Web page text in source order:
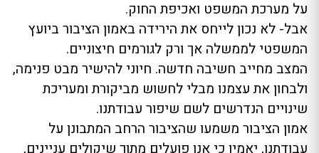
על מערכת המשפט ואכיפת החוק.
אבל- לא נכון לייחס את הירידה באמון הציבור ביועץ
המשפטי לממשלה אך ורק לגורמים חיצוניים.
המצב מחייב חשיבה חדשה. חיוני להישיר מבט פנימה,
ולבחון את עצמנו מבלי לחשוש מביקורת ומעריכת
שינויים הנדרשים לשם שיפור עבודתנו.
אמון הציבור משמעו שהציבור הרחב המתבונן על
עבודתנו, יאמין כי אנו פועלים מתוך שיקולים עניינים,